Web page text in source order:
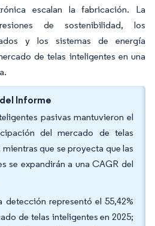
escalan la fabricación. La
de sostenibilidad, los
y los sistemas de energía
de telas inteligentes en una
Informe
pasivas mantuvieron el
del mercado de telas
que se proyecta que las
se expandirán a una CAGR del
detección representó el 55,42%
de telas inteligentes en 2025;